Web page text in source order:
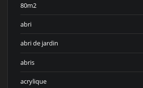
80m2
abri
abri de jardin
abris
acrylique